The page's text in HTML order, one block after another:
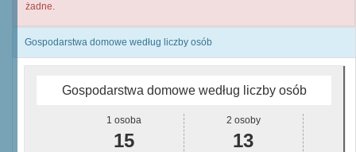
żadne.
Gospodarstwa domowe według liczby osób
Gospodarstwa domowe według liczby osób
1 osoba
15
2 osoby
13